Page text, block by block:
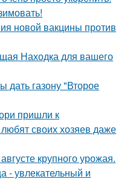
новой вакцины против
Находка для вашего
дать газону "Второе
пришли к
своих хозяев даже
крупного урожая.
- увлекательный и